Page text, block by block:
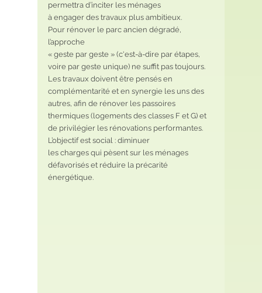
permettra d’inciter les ménages
à engager des travaux plus ambitieux.
Pour rénover le parc ancien dégradé,
l’approche
« geste par geste » (c'est-à-dire par étapes,
voire par geste unique) ne suffit pas toujours.
Les travaux doivent être pensés en
complémentarité et en synergie les uns des
autres, afin de rénover les passoires
thermiques (logements des classes F et G) et
de privilégier les rénovations performantes.
L’objectif est social : diminuer
les charges qui pèsent sur les ménages
défavorisés et réduire la précarité
énergétique.